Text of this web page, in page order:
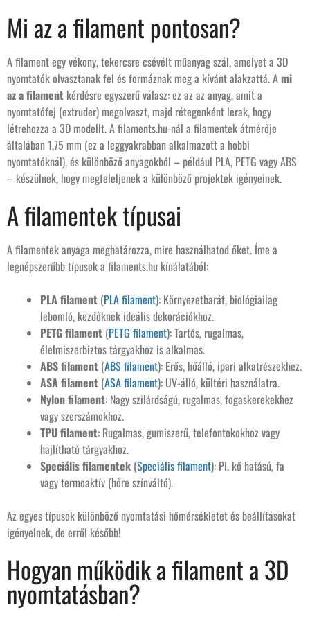
Mi az a filament pontosan?
A filament egy vékony, tekercsre csévélt műanyag szál, amelyet a 3D
nyomtatók olvasztanak fel és formáznak meg a kívánt alakzattá. Ami
az a filament kérdésre egyszerű válasz: ez az az anyag, amit a
nyomtatófej (extruder) megolvaszt, majd rétegenként lerak, hogy
létrehozza a 3D modellt. A filaments.hu-nál a filamentek átmérője
általában 1,75 mm (ez a leggyakrabban alkalmazott a hobbi
nyomtatóknál), és különböző anyagokból – például PLA, PETG vagy ABS
– készülnek, hogy megfeleljenek a különböző projektek igényeinek.
A filamentek típusai
A filamentek anyaga meghatározza, mire használhatod őket. Íme a
legnépszerűbb típusok a filaments.hu kínálatából:
PLA filament (PLA filament): Környezetbarát, biológiailag
lebomló, kezdőknek ideális dekorációkhoz.
PETG filament (PETG filament): Tartós, rugalmas,
élelmiszerbiztos tárgyakhoz is alkalmas.
ABS filament (ABS filament): Erős, hőálló, ipari alkatrészekhez.
ASA filament (ASA filament): UV-álló, kültéri használatra.
Nylon filament: Nagy szilárdságú, rugalmas, fogaskerekekhez
vagy szerszámokhoz.
TPU filament: Rugalmas, gumiszerű, telefontokokhoz vagy
hajlítható tárgyakhoz.
Speciális filamentek (Speciális filament): Pl. kő hatású, fa
vagy termoaktív (hőre színváltó).
Az egyes típusok különböző nyomtatási hőmérsékletet és beállításokat
igényelnek, de erről később!
Hogyan működik a filament a 3D
nyomtatásban?